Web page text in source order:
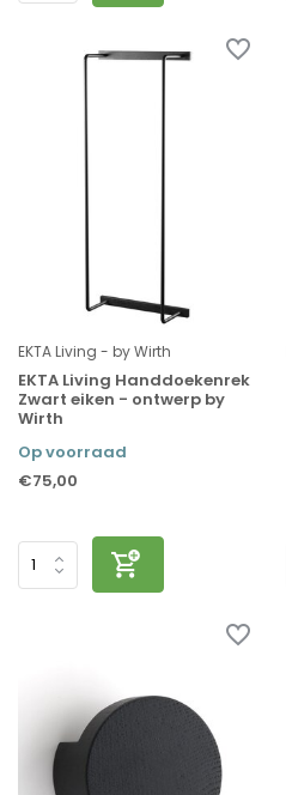
EKTA Living - by Wirth
EKTA Living Handdoekenrek
Zwart eiken - ontwerp by
Wirth
Op voorraad
€75,00